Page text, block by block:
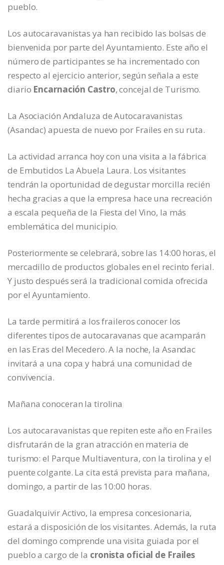
pueblo.
Los autocaravanistas ya han recibido las bolsas de
bienvenida por parte del Ayuntamiento. Este año el
número de participantes se ha incrementado con
respecto al ejercicio anterior, según señala a este
diario Encarnación Castro, concejal de Turismo.
La Asociación Andaluza de Autocaravanistas
(Asandac) apuesta de nuevo por Frailes en su ruta.
La actividad arranca hoy con una visita a la fábrica
de Embutidos La Abuela Laura. Los visitantes
tendrán la oportunidad de degustar morcilla recién
hecha gracias a que la empresa hace una recreación
a escala pequeña de la Fiesta del Vino, la más
emblemática del municipio.
Posteriormente se celebrará, sobre las 14:00 horas, el
mercadillo de productos globales en el recinto ferial.
Y justo después será la tradicional comida ofrecida
por el Ayuntamiento.
La tarde permitirá a los fraileros conocer los
diferentes tipos de autocaravanas que acamparán
en las Eras del Mecedero. A la noche, la Asandac
invitará a una copa y habrá una comunidad de
convivencia.
Mañana conoceran la tirolina
Los autocaravanistas que repiten este año en Frailes
disfrutarán de la gran atracción en materia de
turismo: el Parque Multiaventura, con la tirolina y el
puente colgante. La cita está prevista para mañana,
domingo, a partir de las 10:00 horas.
Guadalquivir Activo, la empresa concesionaria,
estará a disposición de los visitantes. Además, la ruta
del domingo comprende una visita guiada por el
pueblo a cargo de la cronista oficial de Frailes